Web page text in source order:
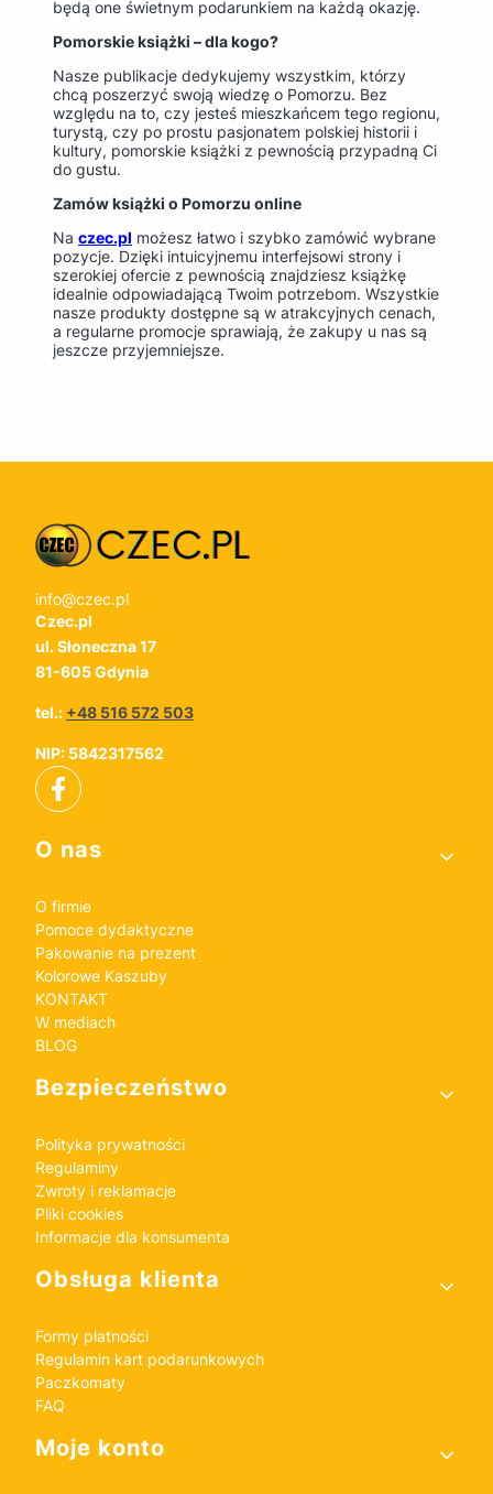
będą one świetnym podarunkiem na każdą okazję.
Pomorskie książki – dla kogo?
Nasze publikacje dedykujemy wszystkim, którzy
chcą poszerzyć swoją wiedzę o Pomorzu. Bez
względu na to, czy jesteś mieszkańcem tego regionu,
turystą, czy po prostu pasjonatem polskiej historii i
kultury, pomorskie książki z pewnością przypadną Ci
do gustu.
Zamów książki o Pomorzu online
Na czec.pl możesz łatwo i szybko zamówić wybrane
pozycje. Dzięki intuicyjnemu interfejsowi strony i
szerokiej ofercie z pewnością znajdziesz książkę
idealnie odpowiadającą Twoim potrzebom. Wszystkie
nasze produkty dostępne są w atrakcyjnych cenach,
a regularne promocje sprawiają, że zakupy u nas są
jeszcze przyjemniejsze.
info@czec.pl
Czec.pl
ul. Słoneczna 17
81-605 Gdynia
tel.: +48 516 572 503
NIP: 5842317562
Linki w stopce
O nas
O firmie
Pomoce dydaktyczne
Pakowanie na prezent
Kolorowe Kaszuby
KONTAKT
W mediach
BLOG
Bezpieczeństwo
Polityka prywatności
Regulaminy
Zwroty i reklamacje
Pliki cookies
Informacje dla konsumenta
Obsługa klienta
Formy płatności
Regulamin kart podarunkowych
Paczkomaty
FAQ
Moje konto